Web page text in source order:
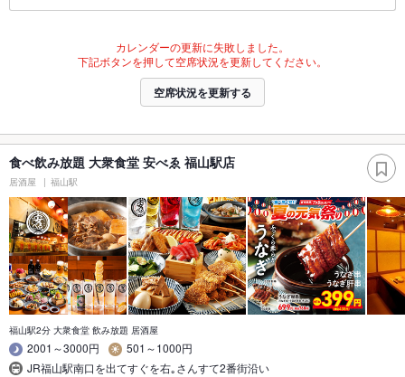
カレンダーの更新に失敗しました。
下記ボタンを押して空席状況を更新してください。
空席状況を更新する
食べ飲み放題 大衆食堂 安べゑ 福山駅店
居酒屋 福山駅
福山駅2分 大衆食堂 飲み放題 居酒屋
2001～3000円
501～1000円
JR福山駅南口を出てすぐを右｡さんすて2番街沿い